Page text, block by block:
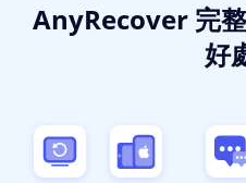
AnyRecover 完
好